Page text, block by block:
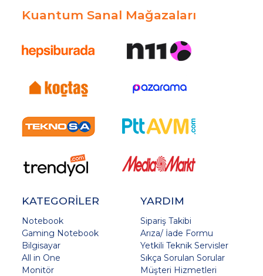
Kuantum Sanal Mağazaları
KATEGORİLER
Notebook
Gaming Notebook
Bilgisayar
All in One
Monitör
YARDIM
Sipariş Takibi
Arıza/ İade Formu
Yetkili Teknik Servisler
Sıkça Sorulan Sorular
Müşteri Hizmetleri